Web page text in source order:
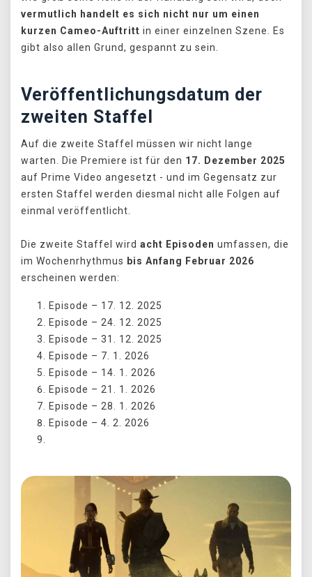
vermutlich handelt es sich nicht nur um einen
kurzen Cameo-Auftritt in einer einzelnen Szene. Es
gibt also allen Grund, gespannt zu sein.
Veröffentlichungsdatum der
zweiten Staffel
Auf die zweite Staffel müssen wir nicht lange
warten. Die Premiere ist für den 17. Dezember 2025
auf Prime Video angesetzt - und im Gegensatz zur
ersten Staffel werden diesmal nicht alle Folgen auf
einmal veröffentlicht.
Die zweite Staffel wird acht Episoden umfassen, die
im Wochenrhythmus bis Anfang Februar 2026
erscheinen werden:
Episode – 17. 12. 2025
Episode – 24. 12. 2025
Episode – 31. 12. 2025
Episode – 7. 1. 2026
Episode – 14. 1. 2026
Episode – 21. 1. 2026
Episode – 28. 1. 2026
Episode – 4. 2. 2026